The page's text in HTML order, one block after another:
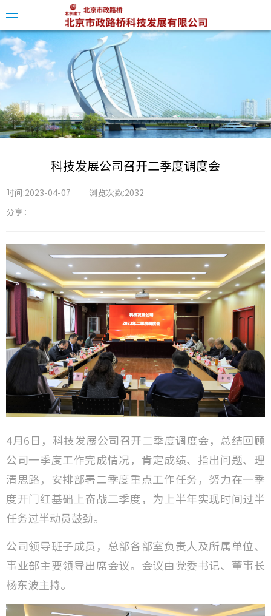
企业简
领导介
科技动
技术成
研发方
检验检
工程监
城市更
科技发展公司召开二季度调度会
时间:2023-04-07 浏览次数:2032
分享：
4月6日，科技发展公司召开二季度调度会，总结回顾
公司一季度工作完成情况，肯定成绩、指出问题、理
清思路，安排部署二季度重点工作任务，努力在一季
度开门红基础上奋战二季度，为上半年实现时间过半
任务过半动员鼓劲。
公司领导班子成员，总部各部室负责人及所属单位、
事业部主要领导出席会议。会议由党委书记、董事长
杨东波主持。